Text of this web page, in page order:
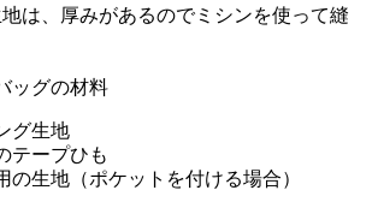
は、厚みがあるのでミシンを使って縫
ッグの材料
グ生地
テープひも
の生地（ポケットを付ける場合）